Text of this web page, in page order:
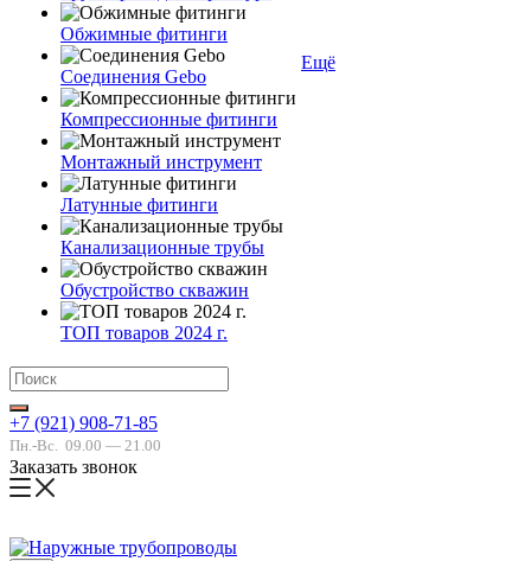
Обжимные фитинги
Соединения Gebo
Компрессионные фитинги
Монтажный инструмент
Латунные фитинги
Канализационные трубы
Обустройство скважин
ТОП товаров 2024 г.
Ещё
+7 (921) 908-71-85
Пн.-Вс. 09.00 — 21.00
Заказать звонок